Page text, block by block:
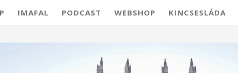
IMAFAL PODCAST WEBSHOP KINCSESLÁDA